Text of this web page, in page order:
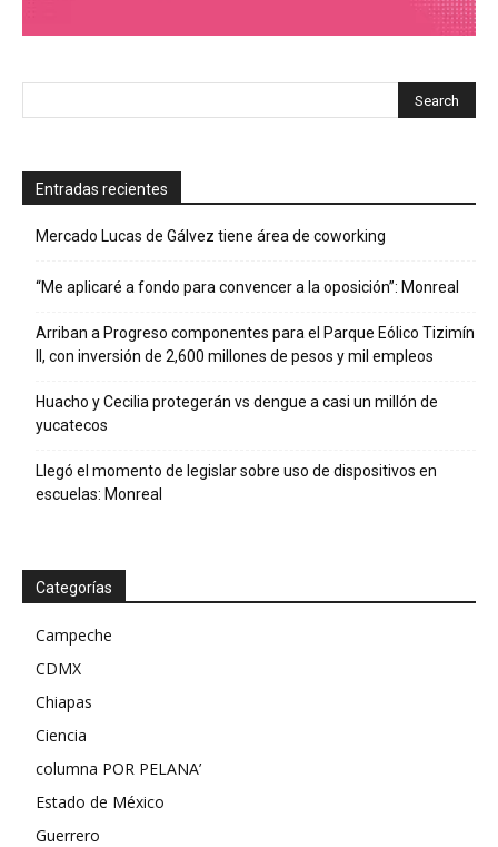
Entradas recientes
Mercado Lucas de Gálvez tiene área de coworking
“Me aplicaré a fondo para convencer a la oposición”: Monreal
Arriban a Progreso componentes para el Parque Eólico Tizimín
II, con inversión de 2,600 millones de pesos y mil empleos
Huacho y Cecilia protegerán vs dengue a casi un millón de
yucatecos
Llegó el momento de legislar sobre uso de dispositivos en
escuelas: Monreal
Categorías
Campeche
CDMX
Chiapas
Ciencia
columna POR PELANA’
Estado de México
Guerrero